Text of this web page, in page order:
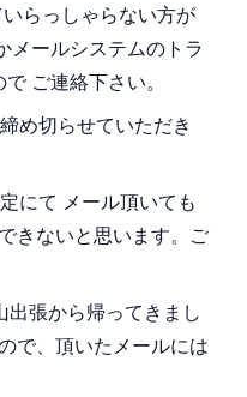
らっしゃらない方が
メールシステムのトラ
ご連絡下さい。
め切らせていただき
にて メール頂いても
きないと思います。ご
張から帰ってきまし
で、頂いたメールには